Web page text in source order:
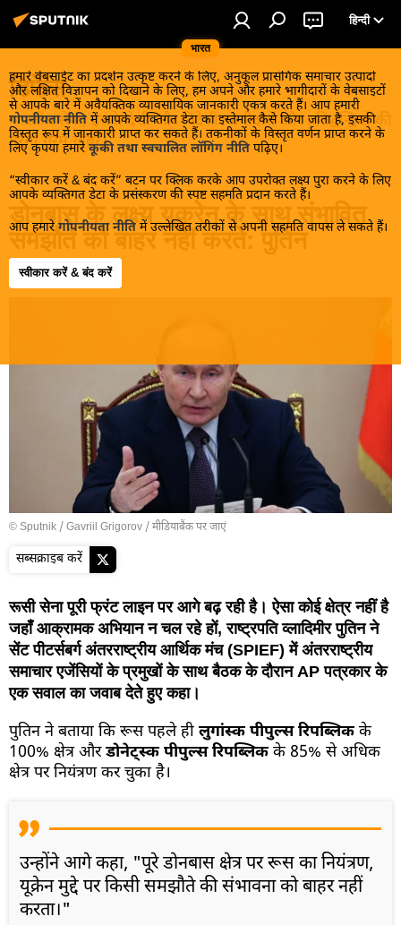
भारत
हिन्दी
हमारे वेबसाईट का प्रदर्शन उत्कृष्ट करने के लिए, अनुकूल प्रासंगिक समाचार उत्पादों
और लक्षित विज्ञापन को दिखाने के लिए, हम अपने और हमारे भागीदारों के वेबसाइटों
से आपके बारे में अवैयक्तिक व्यावसायिक जानकारी एकत्र करते हैं। आप हमारी
गोपनीयता नीति में आपके व्यक्तिगत डेटा का इस्तेमाल कैसे किया जाता है, इसकी
विस्तृत रूप में जानकारी प्राप्त कर सकते हैं। तकनीकों के विस्तृत वर्णन प्राप्त करने के
लिए कृपया हमारे कूकी तथा स्वचालित लॉगिंग नीति पढ़िए।
“स्वीकार करें & बंद करें” बटन पर क्लिक करके आप उपरोक्त लक्ष्य पुरा करने के लिए
आपके व्यक्तिगत डेटा के प्रसंस्करण की स्पष्ट सहमति प्रदान करते हैं।
आप हमारे गोपनीयता नीति में उल्लेखित तरीकों से अपनी सहमति वापस ले सकते हैं।
स्वीकार करें & बंद करें
डिफेंस
भारतीय सेना, इसके देशी और विदेशी भागीदारों और प्रतिद्वन्द्वियों की
गरमा गरम खबरें।
डोनबास के लक्ष्य यूक्रेन के साथ संभावित
समझौते को बाहर नहीं करते: पुतिन
23:51 04.06.2026
© Sputnik / Gavriil Grigorov /मीडियाबैंक पर जाएं
सब्सक्राइब करें
रूसी सेना पूरी फ्रंट लाइन पर आगे बढ़ रही है। ऐसा कोई क्षेत्र नहीं है
जहाँ आक्रामक अभियान न चल रहे हों, राष्ट्रपति व्लादिमीर पुतिन ने
सेंट पीटर्सबर्ग अंतरराष्ट्रीय आर्थिक मंच (SPIEF) में अंतरराष्ट्रीय
समाचार एजेंसियों के प्रमुखों के साथ बैठक के दौरान AP पत्रकार के
एक सवाल का जवाब देते हुए कहा।
पुतिन ने बताया कि रूस पहले ही लुगांस्क पीपुल्स रिपब्लिक के
100% क्षेत्र औरडोनेट्स्क पीपुल्स रिपब्लिक के 85% से अधिक
क्षेत्र पर नियंत्रण कर चुका है।
उन्होंने आगे कहा, "पूरे डोनबास क्षेत्र पर रूस का नियंत्रण,
यूक्रेन मुद्दे पर किसी समझौते की संभावना को बाहर नहीं
करता।"